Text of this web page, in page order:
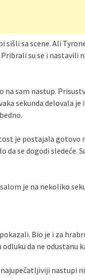
sa scene. Ali
su se i nastavili
na sam nastup.
sekunda delovala je
je postajala gotovo
se dogodi sledeće.
je na nekoliko
Bio je i za
da ne odustanu
nastupi